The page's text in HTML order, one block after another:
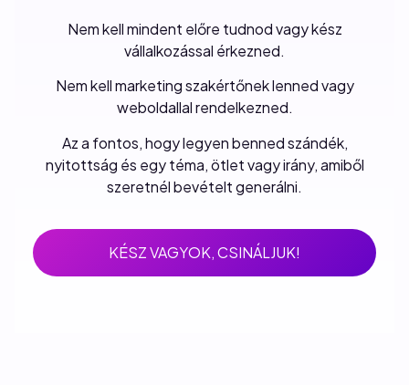
Nem kell mindent előre tudnod vagy kész
vállalkozással érkezned.
Nem kell marketing szakértőnek lenned vagy
weboldallal rendelkezned.
Az a fontos, hogy legyen benned szándék,
nyitottság és egy téma, ötlet vagy irány, amiből
szeretnél bevételt generálni.
KÉSZ VAGYOK, CSINÁLJUK!